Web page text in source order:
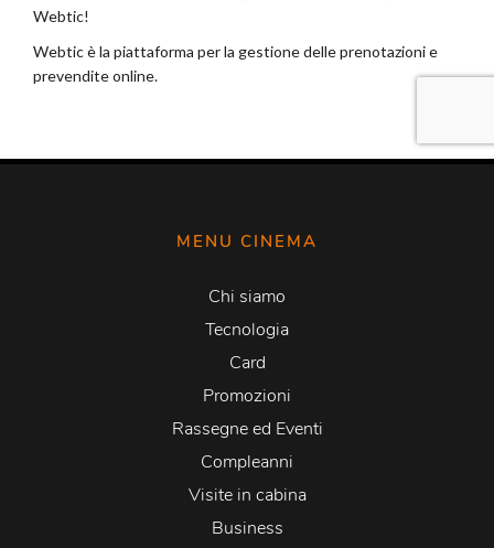
MENU CINEMA
Chi siamo
Tecnologia
Card
Promozioni
Rassegne ed Eventi
Compleanni
Visite in cabina
Business